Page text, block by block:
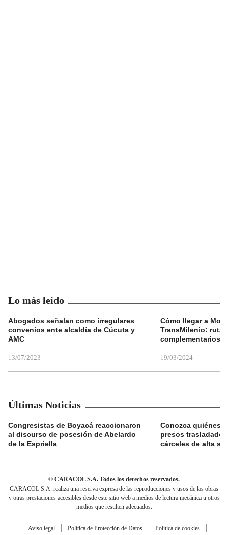
Lo más leído
Abogados señalan como irregulares
convenios ente alcaldía de Cúcuta y
AMC
13/07/2023
Cómo llegar a
TransMilenio:
complementarios
19/03/2024
Últimas Noticias
Congresistas de Boyacá reaccionaron
al discurso de posesión de Abelardo
de la Espriella
Conozca quiénes
presos
cárceles de alta
© CARACOL S.A. Todos los derechos reservados.
CARACOL S.A. realiza una reserva expresa de las reproducciones y usos de las obras
y otras prestaciones accesibles desde este sitio web a medios de lectura mecánica u otros
medios que resulten adecuados.
Aviso legal Política de Protección de Datos
Política de cookies